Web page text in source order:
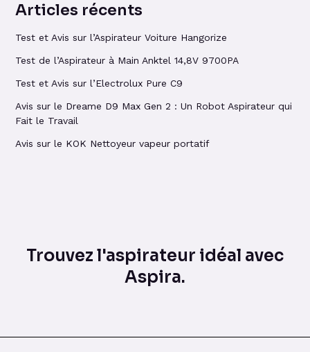
Articles récents
Test et Avis sur l’Aspirateur Voiture Hangorize
Test de l’Aspirateur à Main Anktel 14,8V 9700PA
Test et Avis sur l’Electrolux Pure C9
Avis sur le Dreame D9 Max Gen 2 : Un Robot Aspirateur qui
Fait le Travail
Avis sur le KOK Nettoyeur vapeur portatif
Trouvez l'aspirateur idéal avec
Aspira.